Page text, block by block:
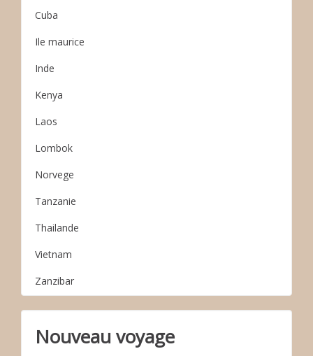
Cuba
Ile maurice
Inde
Kenya
Laos
Lombok
Norvege
Tanzanie
Thailande
Vietnam
Zanzibar
Nouveau voyage